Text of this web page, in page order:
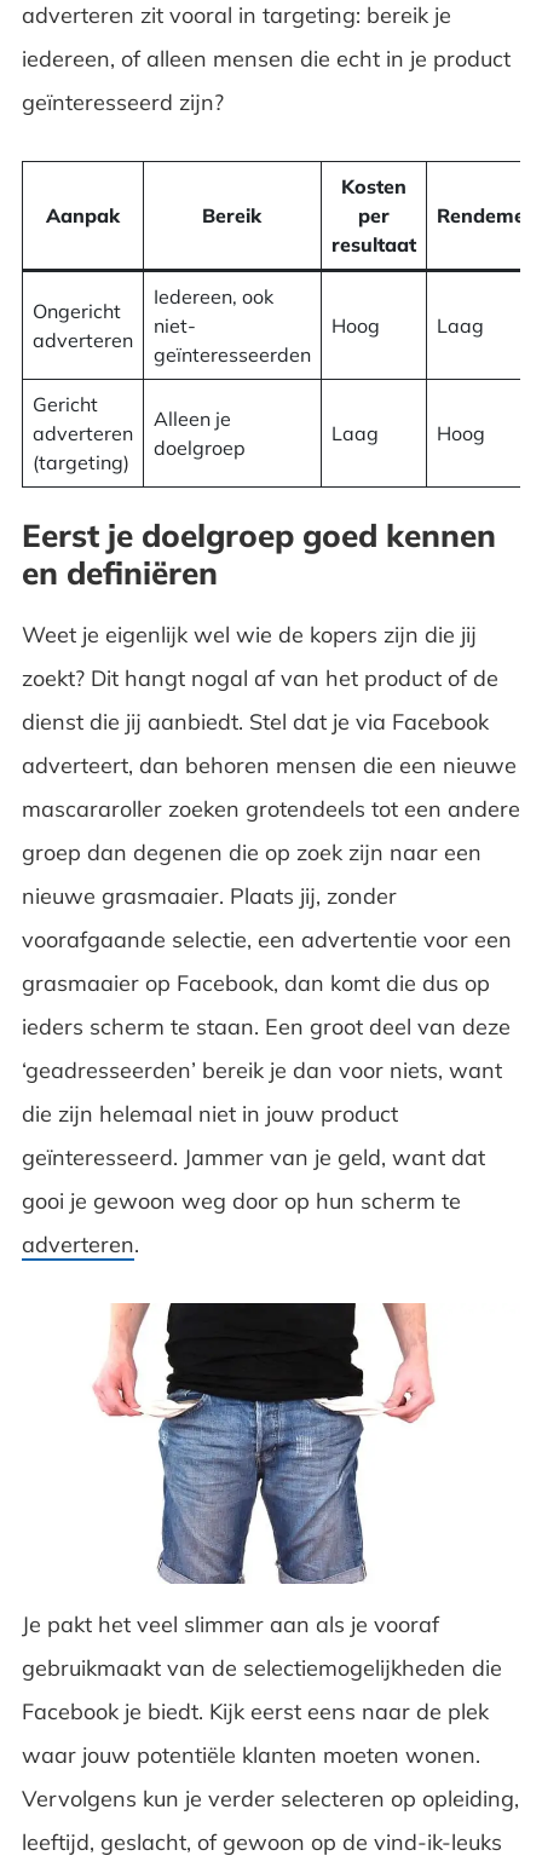
Veelgestelde vragen over online adverteren
adverteren zit vooral in targeting: bereik je
iedereen, of alleen mensen die echt in je product
geïnteresseerd zijn?
Aanpak Bereik
Kosten
per
resultaat
Ongericht
adverteren
Iedereen, ook
niet-
geïnteresseerden
Hoog Laag
Gericht
adverteren
(targeting)
Alleen je
doelgroep
Laag Hoog
Eerst je doelgroep goed kennen
en definiëren
Weet je eigenlijk wel wie de kopers zijn die jij
zoekt? Dit hangt nogal af van het product of de
dienst die jij aanbiedt. Stel dat je via Facebook
adverteert, dan behoren mensen die een nieuwe
mascararoller zoeken grotendeels tot een andere
groep dan degenen die op zoek zijn naar een
nieuwe grasmaaier. Plaats jij, zonder
voorafgaande selectie, een advertentie voor een
grasmaaier op Facebook, dan komt die dus op
ieders scherm te staan. Een groot deel van deze
‘geadresseerden’ bereik je dan voor niets, want
die zijn helemaal niet in jouw product
geïnteresseerd. Jammer van je geld, want dat
gooi je gewoon weg door op hun scherm te
adverteren.
Je pakt het veel slimmer aan als je vooraf
gebruikmaakt van de selectiemogelijkheden die
Facebook je biedt. Kijk eerst eens naar de plek
waar jouw potentiële klanten moeten wonen.
Vervolgens kun je verder selecteren op opleiding,
leeftijd, geslacht, of gewoon op de vind-ik-leuks